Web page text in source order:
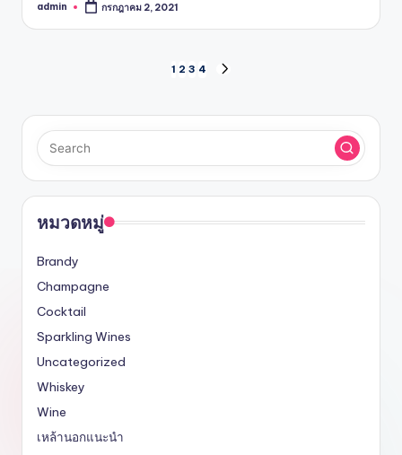
Posted
admin กรกฎาคม 2, 2021
pagination
1 2 3 4
หมวดหมู่
Brandy
Champagne
Cocktail
Sparkling Wines
Uncategorized
Whiskey
Wine
เหล้านอกแนะนำ